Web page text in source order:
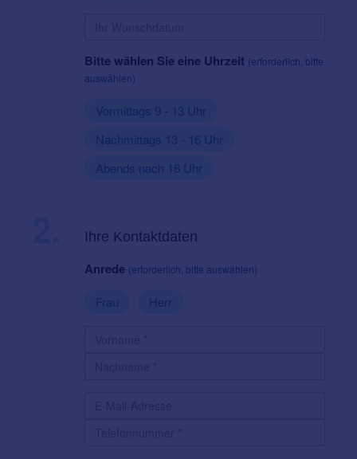
Bitte wählen Sie eine Uhrzeit (erforderlich, bitte
auswählen)
Vormittags 9 - 13 Uhr
Nachmittags 13 - 16 Uhr
Abends nach 16 Uhr
Ihre Kontaktdaten
Anrede (erforderlich, bitte auswählen)
Frau Herr